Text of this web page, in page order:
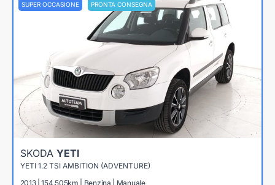
SUPER OCCASIONE PRONTA CONSEGNA
SKODA YETI
YETI 1.2 TSI AMBITION (ADVENTURE)
2013 | 154.505km | Benzina | Manuale